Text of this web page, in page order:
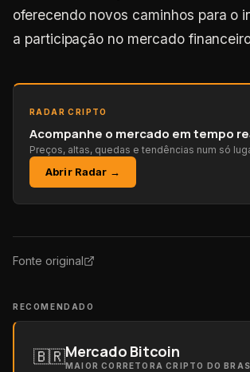
oferecendo novos caminhos para o
a participação no mercado
RADAR CRIPTO
Acompanhe o mercado em tempo
Preços, altas, quedas e tendências num só
Abrir Radar →
Fonte original
RECOMENDADO
🇧🇷Mercado Bitcoin
MAIOR CORRETORA CRIPTO DO